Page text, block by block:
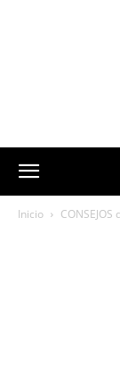
Inicio CONSEJOS